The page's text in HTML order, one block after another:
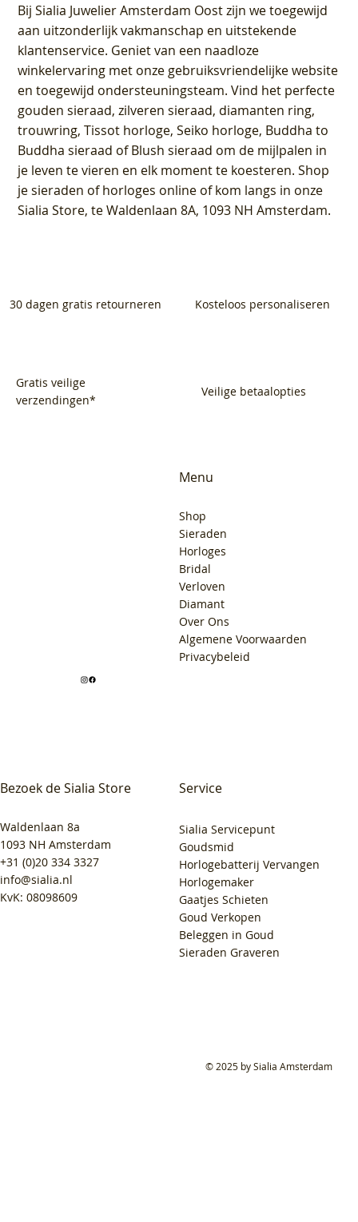
BijSialia Juwelier Amsterdam Oostzijn we toegewijd
aan uitzonderlijk vakmanschap en uitstekende
klantenservice. Geniet van een naadloze
winkelervaring met onze gebruiksvriendelijke website
en toegewijd ondersteuningsteam. Vind het perfecte
gouden sieraad, zilveren sieraad, diamanten ring,
trouwring, Tissot horloge, Seiko horloge, Buddha to
Buddha sieraad of Blush sieraad om de mijlpalen in
je leven te vieren en elk moment te koesteren. Shop
je sieraden of horloges online of kom langs in onze
Sialia Store, te Waldenlaan 8A, 1093 NH Amsterdam.
30 dagen gratis retourneren Kosteloos personaliseren
Gratis veilige
verzendingen*
Veilige betaalopties
Bezoek de Sialia Store
Waldenlaan 8a
1093 NH Amsterdam
+31 (0)20 334 3327
info@sialia.nl
KvK: 08098609
Menu
Shop
Sieraden
Horloges
Bridal
Verloven
Diamant
Over Ons
Algemene Voorwaarden
Privacybeleid
Service
Sialia Servicepunt
Goudsmid
Horlogebatterij Vervangen
Horlogemaker
Gaatjes Schieten
Goud Verkopen
Beleggen in Goud
Sieraden Graveren
© 2025 by Sialia Amsterdam